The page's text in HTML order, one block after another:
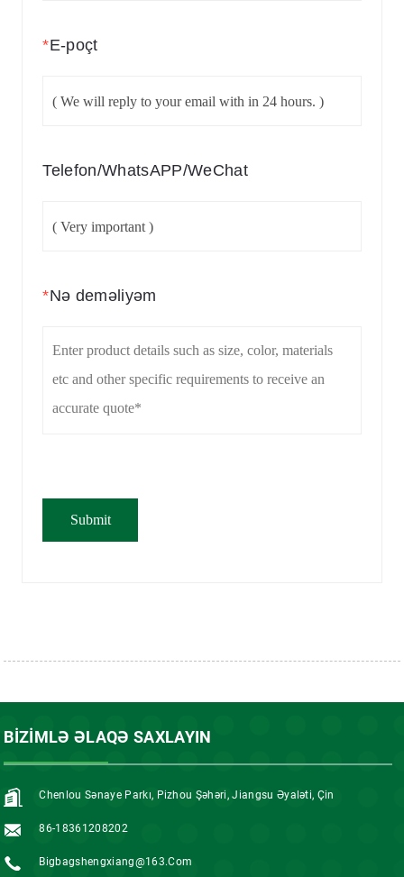
*E-poçt
Telefon/WhatsAPP/WeChat
*Nə deməliyəm
BIZIMLƏ ƏLAQƏ SAXLAYIN
Chenlou Sənaye Parkı, Pizhou Şəhəri, Jiangsu Əyaləti, Çin
86-18361208202
Bigbagshengxiang@163.com